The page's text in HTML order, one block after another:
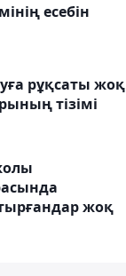
есебін
рұқсаты жоқ
тізімі
жоқ